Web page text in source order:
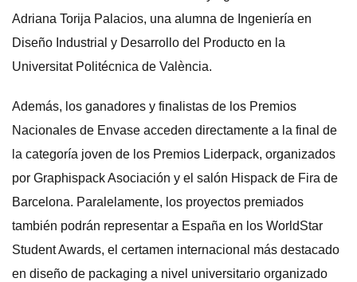
Adriana Torija Palacios, una alumna de Ingeniería en
Diseño Industrial y Desarrollo del Producto en la
Universitat Politécnica de València.
Además, los ganadores y finalistas de los Premios
Nacionales de Envase acceden directamente a la final de
la categoría joven de los Premios Liderpack, organizados
por Graphispack Asociación y el salón Hispack de Fira de
Barcelona. Paralelamente, los proyectos premiados
también podrán representar a España en los WorldStar
Student Awards, el certamen internacional más destacado
en diseño de packaging a nivel universitario organizado